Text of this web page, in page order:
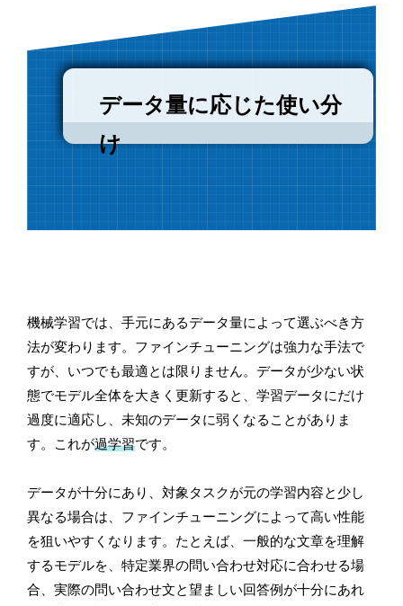
データ量に応じた使い分
け
機械学習では、手元にあるデータ量によって選ぶべき方
法が変わります。ファインチューニングは強力な手法で
すが、いつでも最適とは限りません。データが少ない状
態でモデル全体を大きく更新すると、学習データにだけ
過度に適応し、未知のデータに弱くなることがありま
す。これが過学習です。
データが十分にあり、対象タスクが元の学習内容と少し
異なる場合は、ファインチューニングによって高い性能
を狙いやすくなります。たとえば、一般的な文章を理解
するモデルを、特定業界の問い合わせ対応に合わせる場
合、実際の問い合わせ文と望ましい回答例が十分にあれ